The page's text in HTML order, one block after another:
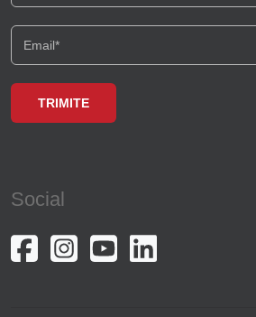
Social